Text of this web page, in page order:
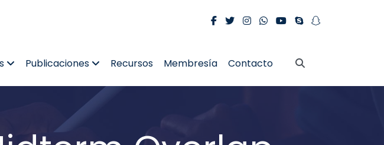
Publicaciones Recursos Membresía Contacto